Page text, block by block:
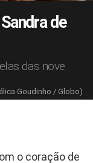
de
das nove
Goudinho / Globo)
o coração de